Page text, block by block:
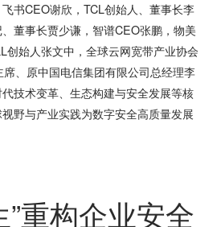
书CEO谢欣，TCL创始人、董事长李
董事长贾少谦，智谱CEO张鹏，物美
创始人张文中，全球云网宽带产业协会
席、原中国电信集团有限公司总经理李
技术变革、生态构建与安全发展等核
野与产业实践为数字安全高质量发展
”重构企业安全